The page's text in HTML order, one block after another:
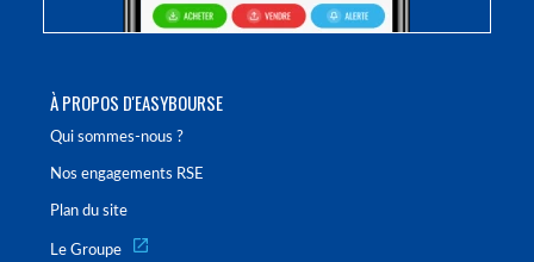
À PROPOS D'EASYBOURSE
Qui sommes-nous ?
Nos engagements RSE
Plan du site
Le Groupe